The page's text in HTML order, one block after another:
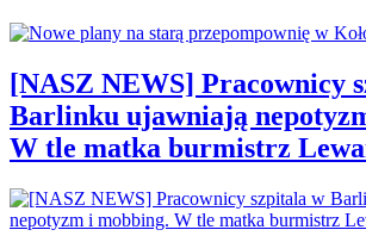
[NASZ NEWS] Pracownicy
Barlinku ujawniają
W tle matka burmistrz